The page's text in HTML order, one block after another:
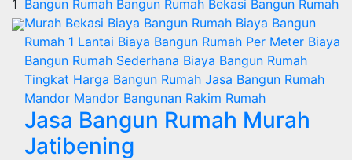
1 Bangun Rumah Bangun Rumah Bekasi Bangun Rumah
Murah Bekasi Biaya Bangun Rumah Biaya Bangun
Rumah 1 Lantai Biaya Bangun Rumah Per Meter Biaya
Bangun Rumah Sederhana Biaya Bangun Rumah
Tingkat Harga Bangun Rumah Jasa Bangun Rumah
Mandor Mandor Bangunan Rakim Rumah
Jasa Bangun Rumah Murah
Jatibening